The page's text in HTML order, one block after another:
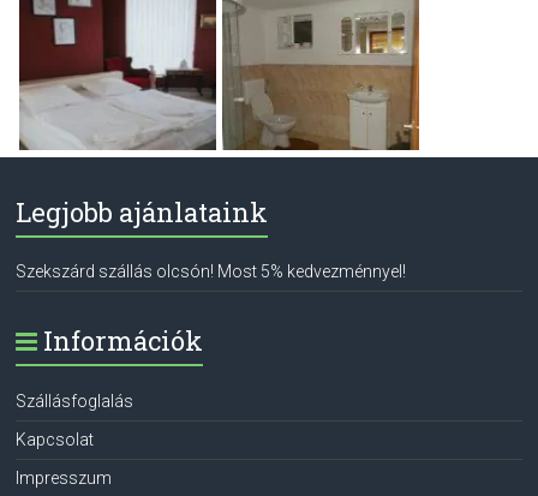
Legjobb ajánlataink
Szekszárd szállás olcsón! Most 5% kedvezménnyel!
Információk
Szállásfoglalás
Kapcsolat
Impresszum